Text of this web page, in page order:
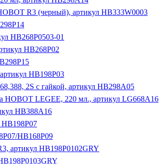
R3 (черный), артикул HB333W0003
HB268P0503-01
HB268P02
HB198P03
2S с гайкой, артикул HB298A05
HOBOT LEGEE, 220 мл., артикул LG668A16
HB388A16
HB198P07
HB168P09
артикул HB198P0102GRY